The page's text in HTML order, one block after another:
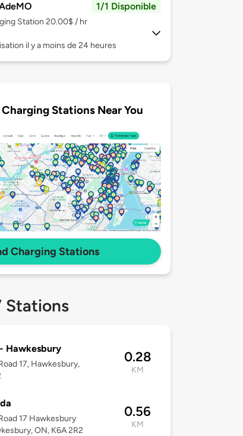
1/1 Disponible
Station 20.00$ / hr
il y a moins de 24 heures
Stations Near You
Charging Stations
Stations
Hawkesbury
17, Hawkesbury,
0.28
KM
17 Hawkesbury
ON, K6A 2R2
0.56
KM